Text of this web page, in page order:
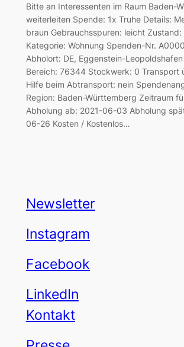
Bitte an Interessenten im Raum Baden-
weiterleiten Spende: 1x Truhe Details:
braun Gebrauchsspuren: leicht
Kategorie: Wohnung Spenden-Nr.
Abholort: DE, Eggenstein-
Bereich: 76344 Stockwerk: 0 Transport
Hilfe beim Abtransport: nein
Region: Baden-Württemberg Zeitraum
Abholung ab: 2021-06-03 Abholung
06-26 Kosten / Kostenlos…
Newsletter
Instagram
Facebook
LinkedIn
Kontakt